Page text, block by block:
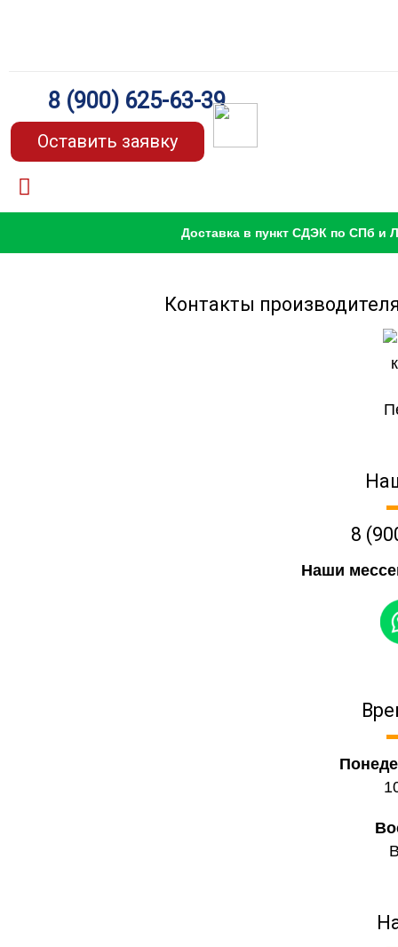
8 (900) 625-63-39
Оставить заявку
Доставка в пункт СДЭК по СПб и
Контакты
8
Наши